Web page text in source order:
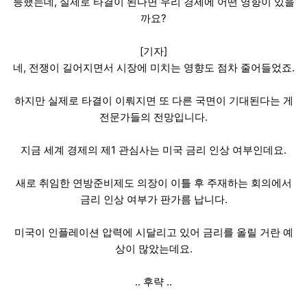
까요?
[기자]
네, 전쟁이 길어지면서 시장에 미치는 영향도 점차 줄어들었죠.
하지만 실제로 타결이 이뤄지면 또 다른 국면이 기대된다는 게
전문가들의 전망입니다.
지금 세계 경제의 제1 관심사는 미국 금리 인상 여부인데요.
새로 취임한 연방준비제도 의장이 이틀 후 주재하는 회의에서
금리 인상 여부가 판가름 납니다.
미국이 인플레이션 압력에 시달리고 있어 금리를 올릴 거란 예
상이 많았는데요.
.. 후략 ..